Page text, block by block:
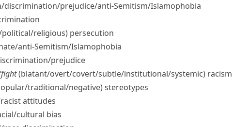
​discrimination/​prejudice/​anti-Semitism/​Islamophobia
​religious) persecution
​anti-Semitism/​Islamophobia
​prejudice
(blatant/​overt/​covert/​subtle/​institutional/​systemic) racism
​traditional/​negative) stereotypes
attitudes
​cultural bias